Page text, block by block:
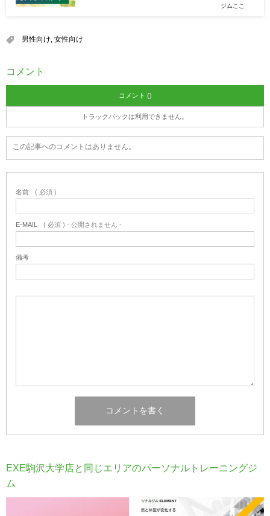
ジムここ
男性向け, 女性向け
コメント
コメント ()
トラックバックは利用できません。
この記事へのコメントはありません。
名前 ( 必須 )
E-MAIL ( 必須 ) - 公開されません -
備考
EXE駒沢大学店と同じエリアのパーソナルトレーニングジ
ム